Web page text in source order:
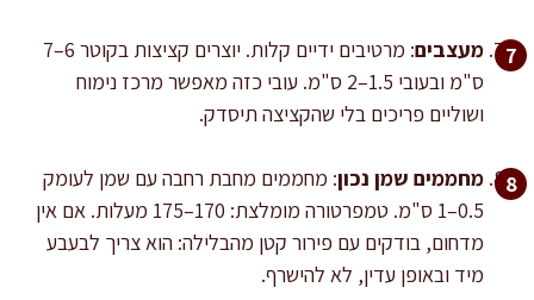
מעצבים
: מרטיבים ידיים קלות. יוצרים קציצות בקוטר 6–7
ס"מ ובעובי 1.5–2 ס"מ. עובי כזה מאפשר מרכז נימוח
ושוליים פריכים בלי שהקציצה תיסדק.
מחממים שמן נכון: מחממים מחבת רחבה עם שמן לעומק
0.5–1 ס"מ. טמפרטורה מומלצת: 170–175 מעלות. אם אין
מדחום, בודקים עם פירור קטן מהבלילה: הוא צריך לבעבע
מיד ובאופן עדין, לא להישרף.